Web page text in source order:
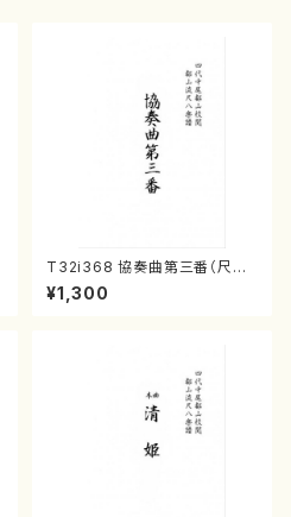
T32i368 協奏曲第三番（尺八/
唯是震一/楽譜）都山流公刊楽譜
曲番:2073
¥1,300